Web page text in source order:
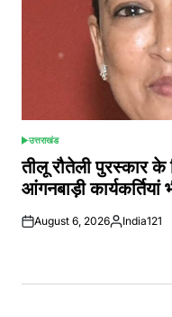
POSTED
IN
उत्तराखंड
तीलू रौतेली पुरस्कार
आंगनबाड़ी कार्यकर्तियां
August 6, 2026Posted
India121